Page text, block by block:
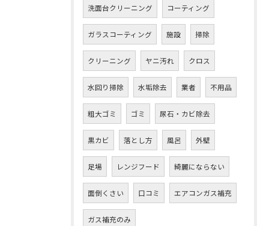
洗面台クリーニング コーティング
ガラスコーティング 施設 掃除
クリーニング ヤニ汚れ クロス
水回り掃除 水垢除去 業者 不用品
粗大ゴミ ゴミ 尿石・カビ除去
黒カビ 落とし方 風呂 外壁
足場 レンジフード 綺麗にならない
面倒くさい 口コミ エアコンガス補充
ガス補充のみ